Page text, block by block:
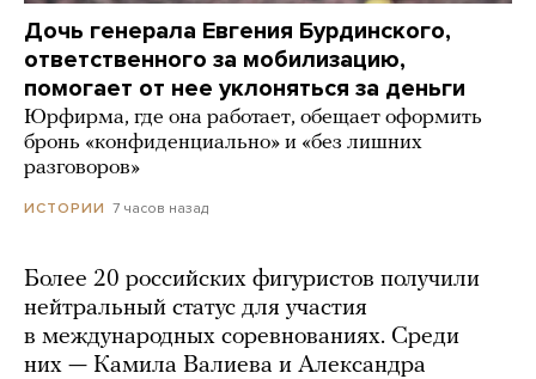
Дочь генерала Евгения Бурдинского,
ответственного за мобилизацию,
помогает от нее уклоняться за деньги
Юрфирма, где она работает, обещает оформить
бронь «конфиденциально» и «без лишних
разговоров»
ИСТОРИИ 7 часов назад
Более 20 российских фигуристов получили
нейтральный статус для участия
в международных соревнованиях. Среди
них — Камила Валиева и Александра